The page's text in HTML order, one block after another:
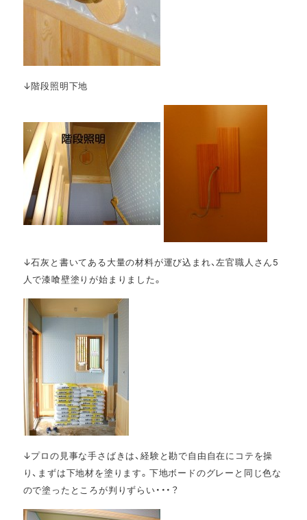
↓階段照明下地
↓石灰と書いてある大量の材料が運び込まれ、左官職人さん5
人で漆喰壁塗りが始まりました。
↓プロの見事な手さばきは、経験と勘で自由自在にコテを操
り、まずは下地材を塗ります。下地ボードのグレーと同じ色な
ので塗ったところが判りずらい・・・？